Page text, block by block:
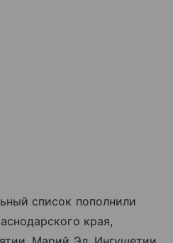
список пополнили
края,